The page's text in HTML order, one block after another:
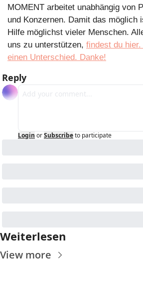
MOMENT arbeitet unabhängig von
und Konzernen. Damit das möglich
Hilfe möglichst vieler Menschen.
uns zu unterstützen, findest du
einen Unterschied. Danke!
Reply
Login orSubscribeto participate
Weiterlesen
View more